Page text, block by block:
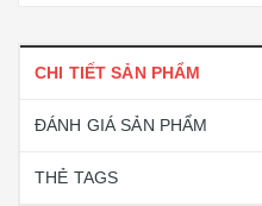
CHI TIẾT SẢN PHẨM
ĐÁNH GIÁ SẢN PHẨM
THẺ TAGS